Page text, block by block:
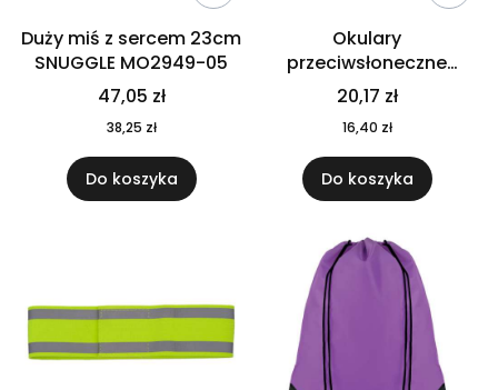
Duży miś z sercem 23cm
SNUGGLE MO2949-05
47,05 zł
38,25 zł
Do koszyka
Okulary
przeciwsłoneczne
CALIFORNIA TOUCH
MO9617-10
20,17 zł
16,40 zł
Do koszyka